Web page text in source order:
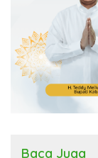
Baca Juga